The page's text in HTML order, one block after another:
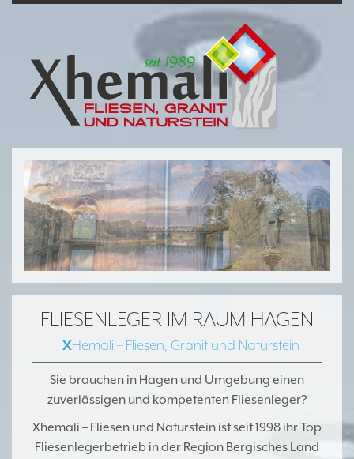
FLIESENLEGER IM RAUM HAGEN
XHemali – Fliesen, Granit und Naturstein
Sie brauchen in Hagen und Umgebung einen
zuverlässigen und kompetenten Fliesenleger?
Xhemali – Fliesen und Naturstein ist seit 1998 ihr Top
Fliesenlegerbetrieb in der Region Bergisches Land